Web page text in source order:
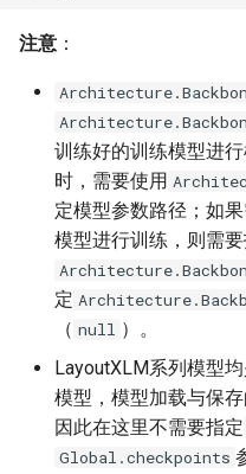
注意 ：
训练好的训练模型进
时，需要使用
定模型参数路径；如
模型进行训练，则需
定
（ null ）。
LayoutXLM系列模型
模型，模型加载与保
因此在这里不需要指定
Global.checkpoints